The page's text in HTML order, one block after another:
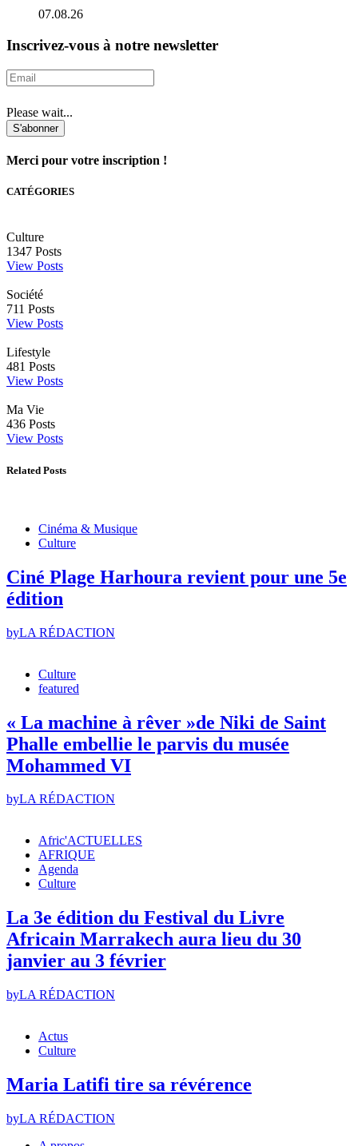
07.08.26
Inscrivez-vous à notre newsletter
Please wait...
S'abonner
Merci pour votre inscription !
CATÉGORIES
Culture
1347 Posts
View Posts
Société
711 Posts
View Posts
Lifestyle
481 Posts
View Posts
Ma Vie
436 Posts
View Posts
Related Posts
Cinéma & Musique
Culture
Ciné Plage Harhoura revient pour une 5e
édition
byLA RÉDACTION
Culture
featured
« La machine à rêver »de Niki de Saint
Phalle embellie le parvis du musée
Mohammed VI
byLA RÉDACTION
Afric'ACTUELLES
AFRIQUE
Agenda
Culture
La 3e édition du Festival du Livre
Africain Marrakech aura lieu du 30
janvier au 3 février
byLA RÉDACTION
Actus
Culture
Maria Latifi tire sa révérence
byLA RÉDACTION